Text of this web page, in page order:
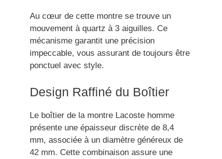
Au cœur de cette montre se trouve un
mouvement à quartz à 3 aiguilles. Ce
mécanisme garantit une précision
impeccable, vous assurant de toujours être
ponctuel avec style.
Design Raffiné du Boîtier
Le boîtier de la montre Lacoste homme
présente une épaisseur discrète de 8,4
mm, associée à un diamètre généreux de
42 mm. Cette combinaison assure une